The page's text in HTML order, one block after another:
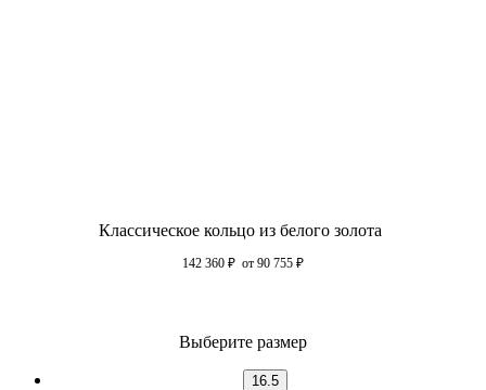
Классическое кольцо из белого золота
142 360 ₽ от 90 755 ₽
Выберите размер
16.5